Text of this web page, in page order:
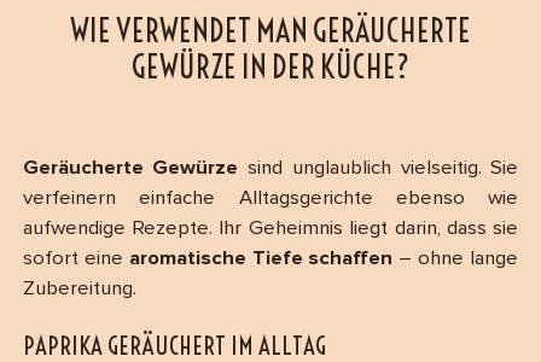
WIE VERWENDET MAN GERÄUCHERTE
GEWÜRZE IN DER KÜCHE?
Geräucherte Gewürze sind unglaublich vielseitig. Sie
verfeinern einfache Alltagsgerichte ebenso wie
aufwendige Rezepte. Ihr Geheimnis liegt darin, dass sie
sofort eine aromatische Tiefe schaffen – ohne lange
Zubereitung.
PAPRIKA GERÄUCHERT IM ALLTAG